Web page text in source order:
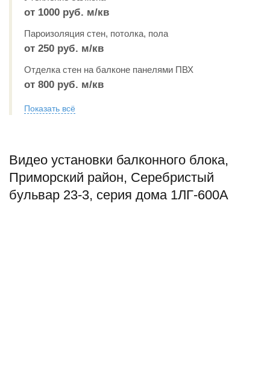
от 1000 руб. м/кв
Пароизоляция стен, потолка, пола
от 250 руб. м/кв
Отделка стен на балконе панелями ПВХ
от 800 руб. м/кв
Показать всё
Видео установки балконного блока,
Приморский район, Серебристый
бульвар 23-3, серия дома 1ЛГ-600А